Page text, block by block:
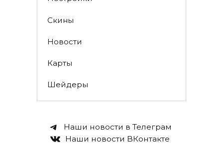
Скины
Новости
Карты
Шейдеры
Наши новости в Телеграм
Наши новости ВКонтакте